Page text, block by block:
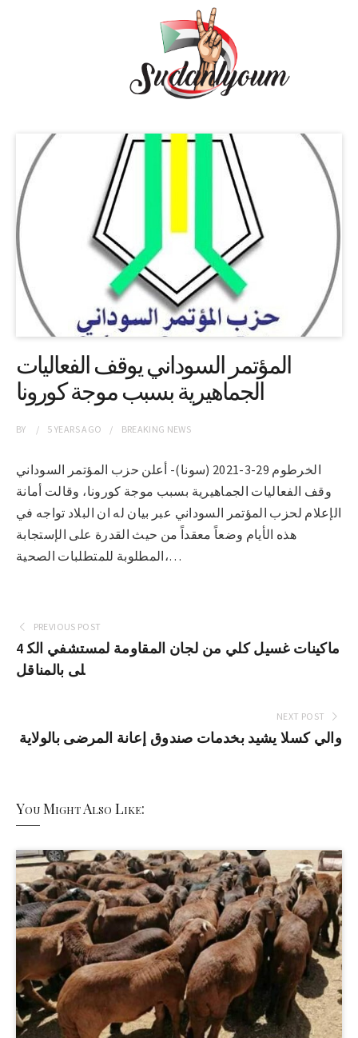
المؤتمر السوداني يوقف الفعاليات
الجماهيرية بسبب موجة كورونا
BY 5 YEARSAGO BREAKING NEWS
الخرطوم 29-3-2021 (سونا)- أعلن حزب المؤتمر السوداني
وقف الفعاليات الجماهيرية بسبب موجة كورونا، وقالت أمانة
الإعلام لحزب المؤتمر السوداني عبر بيان له ان البلاد تواجه في
هذه الأيام وضعاً معقداً من حيث القدرة على الإستجابة
المطلوبة للمتطلبات الصحية،…
PREVIOUS POST
4 ماكينات غسيل كلي من لجان المقاومة لمستشفي الك
لى بالمناقل
NEXT POST
والي كسلا يشيد بخدمات صندوق إعانة المرضى بالولاية
You Might Also Like: